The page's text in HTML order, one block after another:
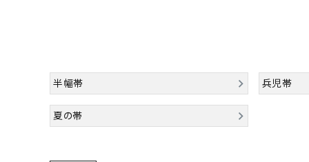
半幅帯 兵児帯
夏の帯